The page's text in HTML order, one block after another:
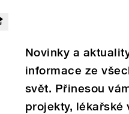
Novinky a
informace ze
svět. Přinesou
projekty, lékařské